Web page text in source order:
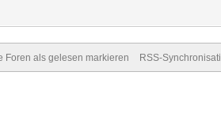
Foren als gelesen markieren RSS-